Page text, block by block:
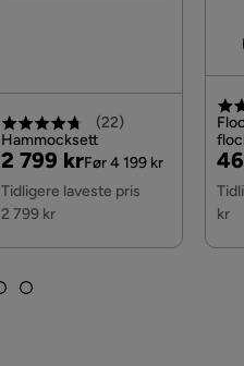
(22)
Hammocksett
Pris
2 799 kr
Original
Pris
Før 4 199 kr
Tidligere laveste pris
2 799 kr
kr